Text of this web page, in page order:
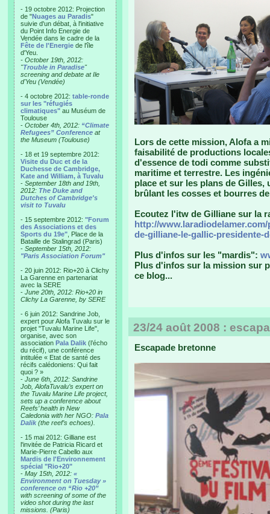
- 19 octobre 2012: Projection
de "Nuages au Paradis"
suivie d'un débat, à l'initiative
du Point Info Energie de
Vendée dans le cadre de la
Fête de l'Energie de l'île
d'Yeu.
- October 19th, 2012:
"Trouble in Paradise"
screening and debate at Ile
d'Yeu (Vendée)
- 4 octobre 2012: table-ronde
sur les "réfugiés
climatiques" au Muséum de
Toulouse
- October 4th, 2012: “Climate
Refugees” Conference at
the Museum (Toulouse)
- 18 et 19 septembre 2012:
Visite du Duc et de la
Duchesse de Cambridge,
Kate and William, à Tuvalu
- September 18th and 19th,
2012: The Duke and
Dutches of Cambridge's
visit to Tuvalu
- 15 septembre 2012: "Forum
des Associations et des
Sports du 19e" , Place de la
Bataille de Stalingrad (Paris)
- September 15th, 2012:
"Paris Association Forum"
- 20 juin 2012: Rio+20 à Clichy
La Garenne en partenariat
avec la SERE
- June 20th, 2012: Rio+20 in
Clichy La Garenne, by SERE
- 6 juin 2012: Sandrine Job,
expert pour Alofa Tuvalu sur le
projet "Tuvalu Marine Life",
organise, avec son
association Pala Dalik (l’écho
du récif), une conférence
intitulée « Etat de santé des
récifs calédoniens: Qui fait
quoi ? »
- June 6th, 2012: Sandrine
Job, AlofaTuvalu’s expert on
the Tuvalu Marine Life project,
sets up a conference about
Reefs’ health in New
Caledonia with her NGO: Pala
Dalik (the reef’s echoes).
- 15 mai 2012: Gilliane est
l'invitée de Patricia Ricard et
Marie-Pierre Cabello aux
Mardis de l'Environnement
spécial "Rio+20"
- May 15th, 2012: «
Environment on Tuesday »
conference on “Rio +20”
with screening of some of the
video shot during the last
missions. (Paris)
Lors de cette mission, Alofa a
faisabilité de productions
d'essence de todi comme
maritime et terrestre. Les
place et sur les plans de
brûlant les cosses et bourres
Ecoutez l'itw de Gilliane sur la
http://
de-gilliane-le-gallic-presidente-
Plus d'infos sur les "mardis":
Plus d'infos sur la mission sur
ce blog...
23/24 août 2008 :
Escapade bretonne